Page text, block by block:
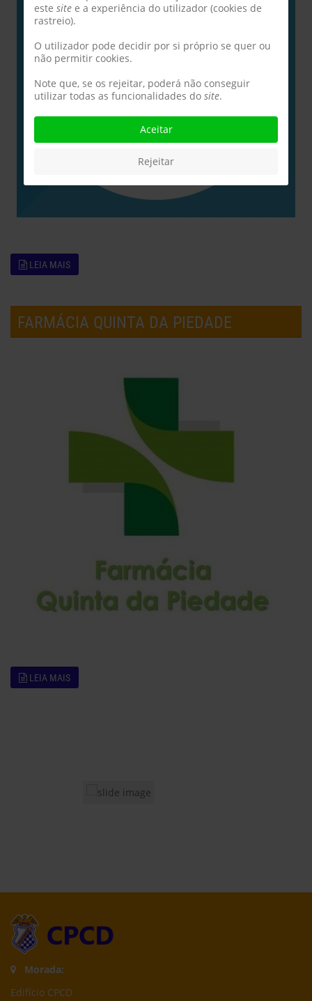
LEIA MAIS
FARMÁCIA QUINTA DA PIEDADE
LEIA MAIS
Morada:
Edifício CPCD
este site e a experiência do utilizador (cookies de
rastreio).
O utilizador pode decidir por si próprio se quer ou
não permitir cookies.
Note que, se os rejeitar, poderá não conseguir
utilizar todas as funcionalidades do site.
Aceitar
Rejeitar